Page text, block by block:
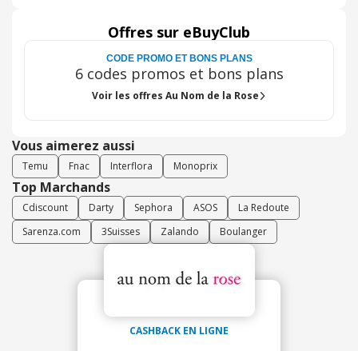
tenu aucun compte de ma réclamation (j'ai juste eu un
message laconique pour me dire que le problème était
réglé puisque les roses avaient finalement été livrées !)
Offres sur eBuyClub
CODE PROMO ET BONS PLANS
6 codes promos et bons plans
Voir les offres Au Nom de la Rose
Vous aimerez aussi
Temu Fnac Interflora Monoprix
Top Marchands
Cdiscount Darty Sephora ASOS
La Redoute
Sarenza.com
3Suisses Zalando Boulanger
CASHBACK EN LIGNE